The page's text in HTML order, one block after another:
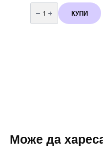
количество
за
Балони
за
КУПИ
Може да